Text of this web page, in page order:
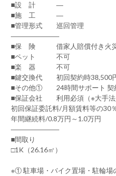
■設 計 ―
■施 工 ―
■管理形式 巡回管理
―――――――
■保 険 借家人賠償付き火災
■ペット 不可
■楽 器 不可
■鍵交換代 初回契約時38,500円
■その他① 24時間サポート 契約
■保証会社 利用必須（※大手法
初回保証委託料/月額賃料等の30
年間継続料/0.8万円～1.0万円
―――――――
■間取り
□1K（26.16㎡）
※① 駐車場・バイク置場・駐輪場